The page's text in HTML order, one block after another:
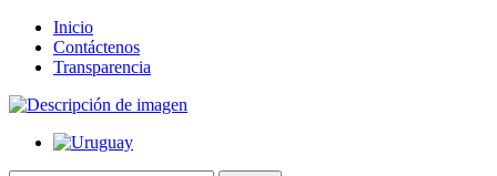
Inicio
Contáctenos
Transparencia